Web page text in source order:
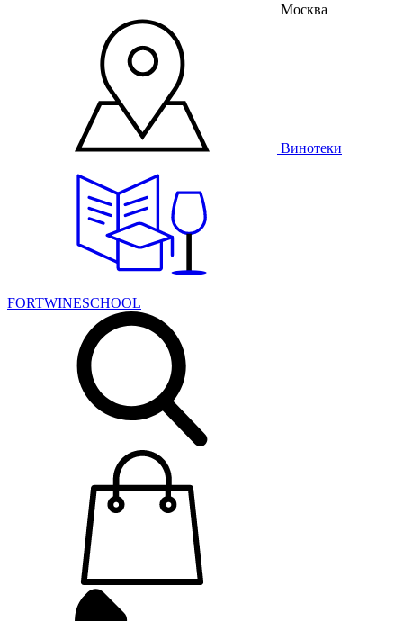
Москва
Винотеки
FORTWINESCHOOL